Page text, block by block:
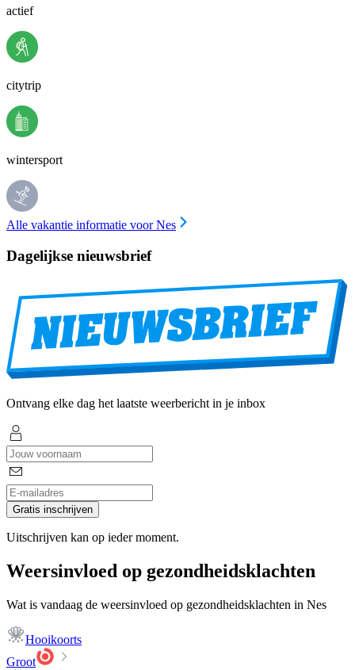
actief
citytrip
wintersport
Alle vakantie informatie voor Nes
Dagelijkse nieuwsbrief
Ontvang elke dag het laatste weerbericht in je inbox
Gratis inschrijven
Uitschrijven kan op ieder moment.
Weersinvloed op gezondheidsklachten
Wat is vandaag de weersinvloed op gezondheidsklachten in Nes
Hooikoorts
Groot